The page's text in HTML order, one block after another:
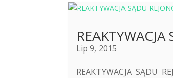
Lip 9, 2015
REAKTYWACJA SĄDU